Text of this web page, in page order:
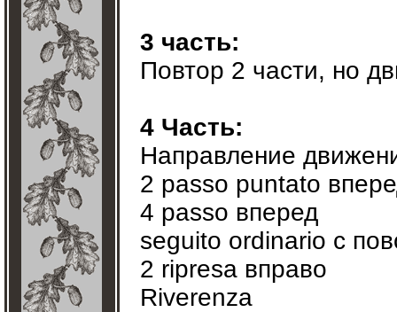
3 часть:
Повтор 2 части, но
4 Часть:
Направление
2 passo puntato
4 passo вперед
seguito ordinario с
2 ripresa вправо
Riverenza